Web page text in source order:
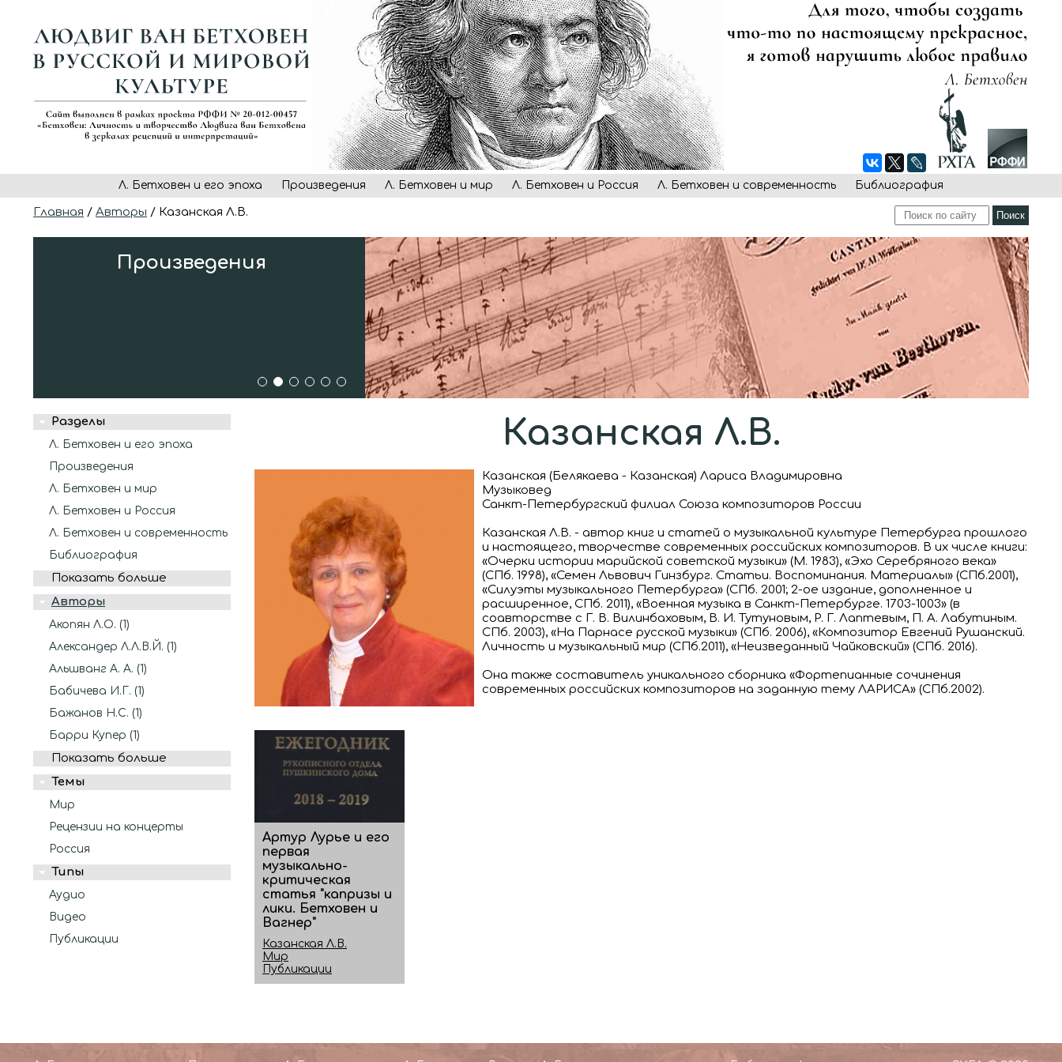
Л. Бетховен и его эпоха Произведения Л. Бетховен и мир Л. Бетховен и Россия Л. Бетховен и современность Библиография
Главная / Авторы / Казанская Л.В.
Произведения
Разделы
Л. Бетховен и его эпоха
Произведения
Л. Бетховен и мир
Л. Бетховен и Россия
Л. Бетховен и современность
Библиография
Показать больше
Авторы
Акопян Л.О. (1)
Александер Л.Л.В.Й. (1)
Альшванг А. А. (1)
Бабичева И.Г. (1)
Бажанов Н.С. (1)
Барри Купер (1)
Показать больше
Темы
Мир
Рецензии на концерты
Россия
Типы
Аудио
Видео
Публикации
Казанская Л.В.
Казанская (Белякаева - Казанская) Лариса Владимировна
Музыковед
Санкт-Петербургский филиал Союза композиторов России
Казанская Л.В. - автор книг и статей о музыкальной культуре Петербурга прошлого
и настоящего, творчестве современных российских композиторов. В их числе книги:
«Очерки истории марийской советской музыки» (М. 1983), «Эхо Серебряного века»
(СПб. 1998), «Семен Львович Гинзбург. Статьи. Воспоминания. Материалы» (СПб.2001),
«Силуэты музыкального Петербурга» (СПб. 2001; 2-ое издание, дополненное и
расширенное, СПб. 2011), «Военная музыка в Санкт-Петербурге. 1703-1003» (в
соавторстве с Г. В. Вилинбаховым, В. И. Тутуновым, Р. Г. Лаптевым, П. А. Лабутиным.
СПб. 2003), «На Парнасе русской музыки» (СПб. 2006), «Композитор Евгений Рушанский.
Личность и музыкальный мир (СПб.2011), «Неизведанный Чайковский» (СПб. 2016).
Она также составитель уникального сборника «Фортепианные сочинения
современных российских композиторов на заданную тему ЛАРИСА» (СПб.2002).
Артур Лурье и его
первая
музыкально-
критическая
статья "капризы и
лики. Бетховен и
Вагнер"
Казанская Л.В.
Мир
Публикации